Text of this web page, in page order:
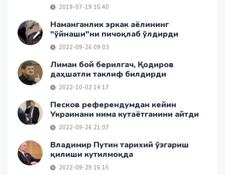
2019-07-19 15:40
Наманганлик эркак аёлининг
"ўйнаши"ни пичоқлаб ўлдирди
2022-09-26 09:03
Лиман бой берилгач, Қодиров
даҳшатли таклиф билдирди
2022-10-02 14:17
Песков референдумдан кейин
Украинани нима кутаётганини айтди
2022-09-26 21:07
Владимир Путин тарихий ўзгариш
қилиши кутилмоқда
2022-09-29 16:15